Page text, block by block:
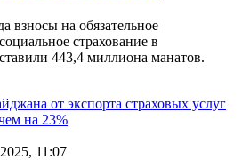
взносы на обязательное
страхование в
443,4 миллиона манатов.
11:07